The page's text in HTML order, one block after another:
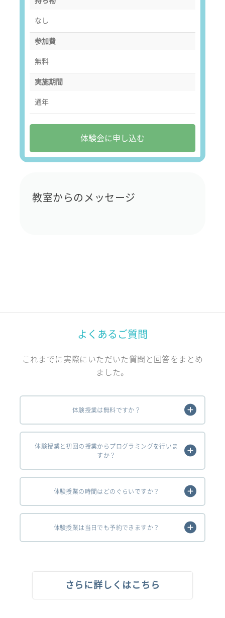
なし
参加費
無料
実施期間
通年
体験会に申し込む
教室からのメッセージ
よくあるご質問
これまでに実際にいただいた質問と回答をまとめ
ました。
体験授業は無料ですか？
体験授業と初回の授業からプログラミングを行いま
すか？
体験授業の時間はどのぐらいですか？
体験授業は当日でも予約できますか？
さらに詳しくはこちら